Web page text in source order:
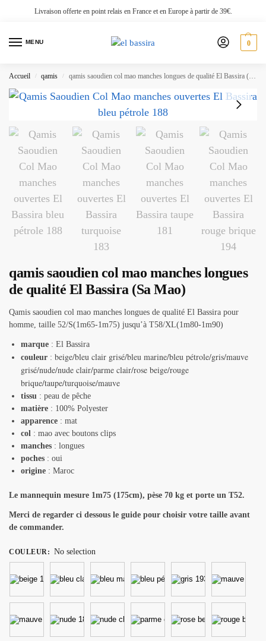
Livraison offerte en point relais en France et en Europe à partir de 39€.
MENU 0
Accueil / qamis / qamis saoudien col mao manches longues de qualité El Bassira (Sa Mao)
qamis saoudien col mao manches longues
de qualité El Bassira (Sa Mao)
Qamis saoudien col mao manches longues de qualité El Bassira pour
homme, taille 52/S(1m65-1m75) jusqu’à T58/XL(1m80-1m90)
marque : El Bassira
couleur : beige/bleu clair grisé/bleu marine/bleu pétrole/gris/mauve
grisé/nude/nude clair/parme clair/rose beige/rouge
brique/taupe/turquoise/mauve
tissu : peau de pêche
matière : 100% Polyester
apparence : mat
col : mao avec boutons clips
manches : longues
poches : oui
origine : Maroc
Le mannequin mesure 1m75 (175cm), pèse 70 kg et porte un T52.
Merci de regarder ci dessous le guide pour choisir votre taille avant
de commander.
COULEUR : No selection